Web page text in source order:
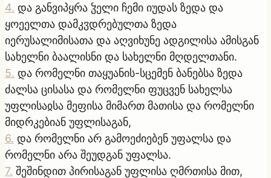
4. და განვიპყრა ჴელი ჩემი იუდას ზედა და
ყოეელთა დამკჳდრებულთა ზედა
იერუსალიმისათა და აღვიხუნე ადგილისა ამისგან
სახელნი ბაალისნი და სახელნი მღდელთანი.
5. და რომელნი თაყუანის-სცემენ ბანებსა ზედა
ძალსა ცისასა და რომელნი ფუცვენ სახელსა
უფლისაჲსა მეფისა მიმართ მათისა და რომელნი
მიდრკებიან უფლისაგან,
6. და რომელნი არ გამოეძიებენ უფალსა და
რომელნი არა შეუდგან უფალსა.
7. შეშინდით პირისაგან უფლისა ღმრთისა მით,